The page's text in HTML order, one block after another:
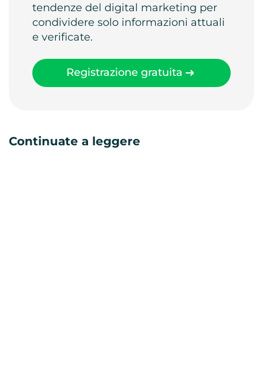
tendenze del digital marketing per
condividere solo informazioni attuali
e verificate.
Registrazione gratuita
Continuate a leggere